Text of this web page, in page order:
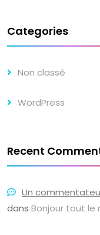
Categories
Non classé
WordPress
Recent
Un
dans Bonjour tout le